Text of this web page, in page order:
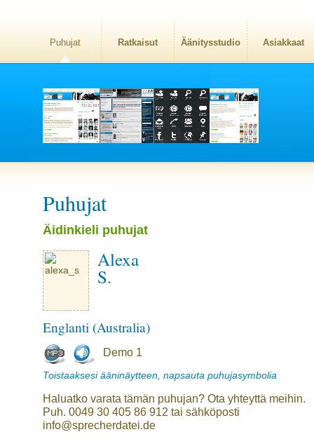
Puhujat Ratkaisut Äänitysstudio Asiakkaat
Puhujat
Äidinkieli puhujat
Alexa
S.
Englanti (Australia)
Demo 1
Toistaaksesi ääninäytteen, napsauta puhujasymbolia
Haluatko varata tämän puhujan? Ota yhteyttä meihin.
Puh. 0049 30 405 86 912 tai sähköposti
info@sprecherdatei.de